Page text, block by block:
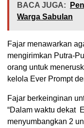
BACA JUGA:
Warga Sabulan
Fajar menawarkan
mengirimkan Putra-
orang untuk
kelola Ever Prompt
Fajar berkeinginan
“Dalam waktu dekat
menyumbangkan 2